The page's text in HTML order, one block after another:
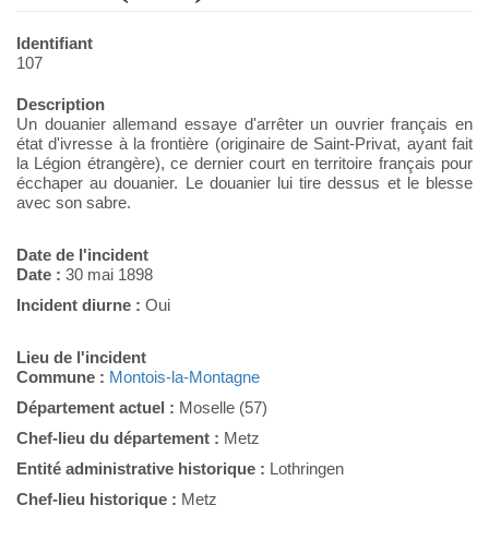
Identifiant
107
Description
Un douanier allemand essaye d'arrêter un ouvrier français en
état d'ivresse à la frontière (originaire de Saint-Privat, ayant fait
la Légion étrangère), ce dernier court en territoire français pour
écchaper au douanier. Le douanier lui tire dessus et le blesse
avec son sabre.
Date de l'incident
Date : 30 mai 1898
Incident diurne : Oui
Lieu de l'incident
Commune : Montois-la-Montagne
Département actuel : Moselle (57)
Chef-lieu du département : Metz
Entité administrative historique : Lothringen
Chef-lieu historique : Metz